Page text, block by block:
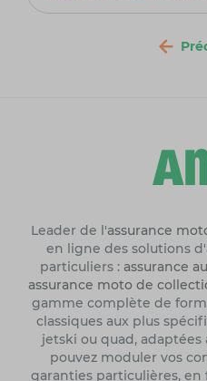
Leader de l'assurance
en ligne des solutions
particuliers : assurance
assurance moto de
gamme complète de
classiques aux plus
jetski ou quad, adaptées
pouvez moduler vos
garanties particulières,